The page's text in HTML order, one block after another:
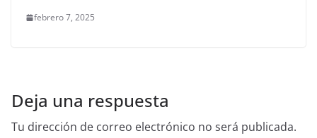
febrero 7, 2025
Deja una respuesta
Tu dirección de correo electrónico no será publicada.